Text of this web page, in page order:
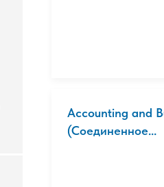
Accounting and
(Соединенное...